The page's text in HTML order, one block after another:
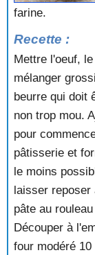
farine.
Recette :
Mettre l'oeuf,
mélanger
beurre qui doit
non trop mou.
pour
pâtisserie et
le moins
laisser reposer
pâte au
Découper à
four modéré